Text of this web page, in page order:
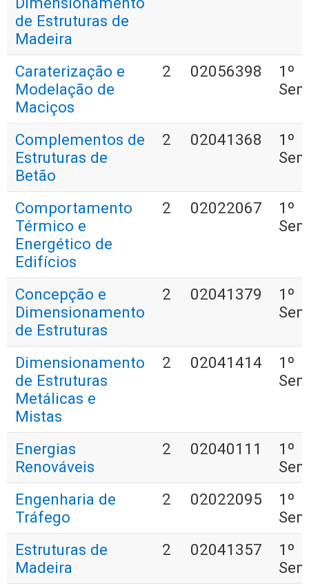
de Estruturas de
Madeira
Caraterização e
Modelação de
Maciços
2 02056398
1º
Complementos de
Estruturas de
Betão
2 02041368
1º
Comportamento
Térmico e
Energético de
Edifícios
2 02022067
1º
Concepção e
Dimensionamento
de Estruturas
2 02041379
1º
Dimensionamento
de Estruturas
Metálicas e
Mistas
2 02041414
1º
Energias
Renováveis
2 02040111
1º
Engenharia de
Tráfego
2 02022095
1º
Estruturas de
Madeira
2 02041357
1º